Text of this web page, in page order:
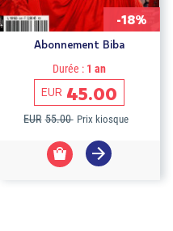
-18%
Abonnement Biba
Durée : 1 an
EUR 45.00
EUR 55.00 Prix kiosque